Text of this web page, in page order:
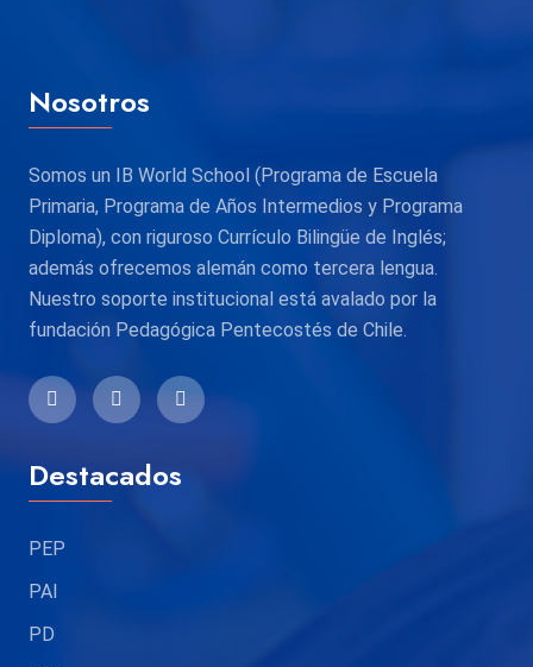
Nosotros
Somos un IB World School (Programa de Escuela
Primaria, Programa de Años Intermedios y Programa
Diploma), con riguroso Currículo Bilingüe de Inglés;
además ofrecemos alemán como tercera lengua.
Nuestro soporte institucional está avalado por la
fundación Pedagógica Pentecostés de Chile.
Destacados
PEP
PAI
PD